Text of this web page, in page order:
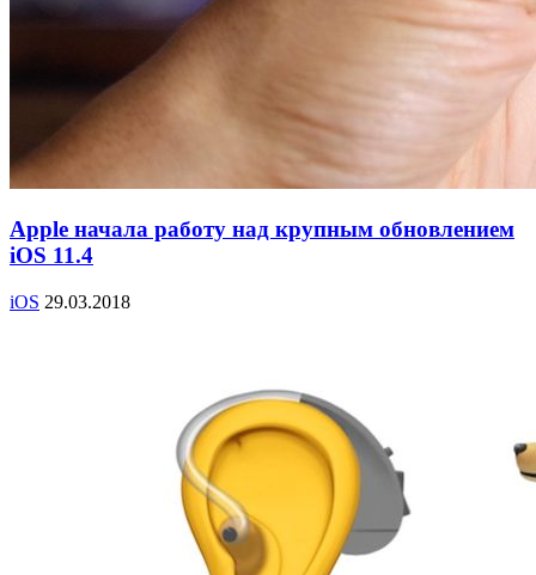
Apple начала работу над крупным обновлением
iOS 11.4
iOS 29.03.2018